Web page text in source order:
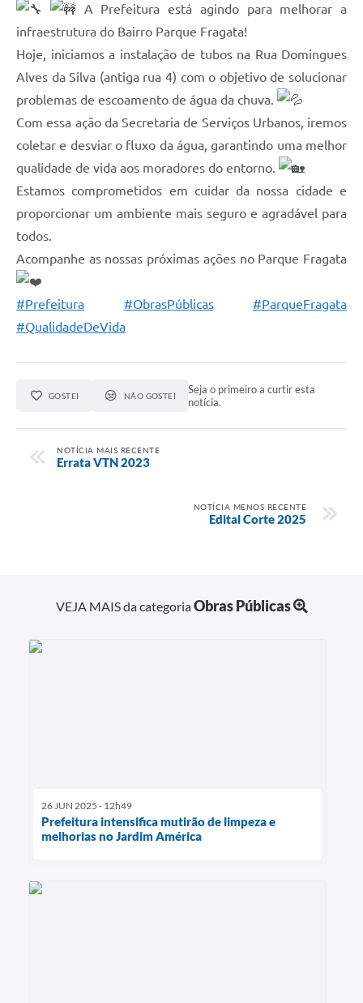
A Prefeitura está agindo para melhorar a
infraestrutura do Bairro Parque Fragata!
Hoje, iniciamos a instalação de tubos na Rua Domingues
Alves da Silva (antiga rua 4) com o objetivo de solucionar
problemas de escoamento de água da chuva.
Com essa ação da Secretaria de Serviços Urbanos, iremos
coletar e desviar o fluxo da água, garantindo uma melhor
qualidade de vida aos moradores do entorno.
Estamos comprometidos em cuidar da nossa cidade e
proporcionar um ambiente mais seguro e agradável para
todos.
Acompanhe as nossas próximas ações no Parque Fragata
#Prefeitura #ObrasPúblicas
#ParqueFragata
#QualidadeDeVida
GOSTEI NÃO GOSTEI
Seja o primeiro a curtir esta
notícia.
NOTÍCIA MAIS RECENTE
Errata VTN 2023
NOTÍCIA MENOS RECENTE
Edital Corte 2025
VEJA MAIS da categoriaObras Públicas
26 JUN 2025 - 12h49
Prefeitura intensifica mutirão de limpeza e
melhorias no Jardim América